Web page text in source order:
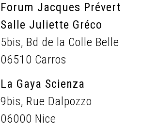
Forum Jacques Prévert
Salle Juliette Gréco
5bis, Bd de la Colle Belle
06510 Carros
La Gaya Scienza
9bis, Rue Dalpozzo
06000 Nice